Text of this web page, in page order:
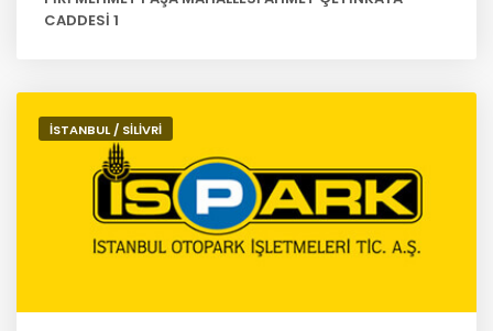
CADDESİ 1
İSTANBUL / SİLİVRİ